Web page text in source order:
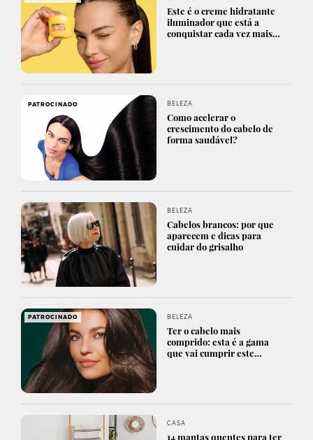
Este é o creme hidratante
iluminador que está a
conquistar cada vez mais…
PATROCINADO BELEZA
Como acelerar o
crescimento do cabelo de
forma saudável?
BELEZA
Cabelos brancos: por que
aparecem e dicas para
cuidar do grisalho
PATROCINADO BELEZA
Ter o cabelo mais
comprido: esta é a gama
que vai cumprir este…
CASA
14 mantas quentes para ter